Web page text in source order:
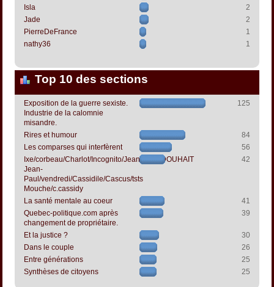
Isla
2
Jade
2
PierreDeFrance
1
nathy36
1
Top 10 des sections
Exposition de la guerre sexiste.
Industrie de la calomnie
misandre.
125
Rires et humour
84
Les comparses qui interfèrent
56
Ixe/corbeau/Charlot/Incognito/Jeanpapol/DOUHAIT
Jean-
Paul/vendredi/Cassidile/Cascus/tsts
Mouche/c.cassidy
42
La santé mentale au coeur
41
Quebec-politique.com après
changement de propriétaire.
39
Et la justice ?
30
Dans le couple
26
Entre générations
25
Synthèses de citoyens
25